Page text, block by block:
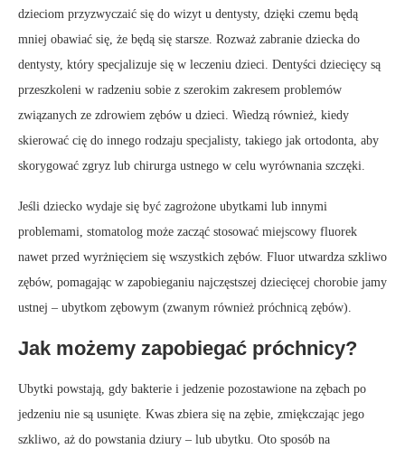
dzieciom przyzwyczaić się do wizyt u dentysty, dzięki czemu będą
mniej obawiać się, że będą się starsze. Rozważ zabranie dziecka do
dentysty, który specjalizuje się w leczeniu dzieci. Dentyści dziecięcy są
przeszkoleni w radzeniu sobie z szerokim zakresem problemów
związanych ze zdrowiem zębów u dzieci. Wiedzą również, kiedy
skierować cię do innego rodzaju specjalisty, takiego jak ortodonta, aby
skorygować zgryz lub chirurga ustnego w celu wyrównania szczęki.
Jeśli dziecko wydaje się być zagrożone ubytkami lub innymi
problemami, stomatolog może zacząć stosować miejscowy fluorek
nawet przed wyrżnięciem się wszystkich zębów. Fluor utwardza ​​szkliwo
zębów, pomagając w zapobieganiu najczęstszej dziecięcej chorobie jamy
ustnej – ubytkom zębowym (zwanym również próchnicą zębów).
Jak możemy zapobiegać próchnicy?
Ubytki powstają, gdy bakterie i jedzenie pozostawione na zębach po
jedzeniu nie są usunięte. Kwas zbiera się na zębie, zmiękczając jego
szkliwo, aż do powstania dziury – lub ubytku. Oto sposób na